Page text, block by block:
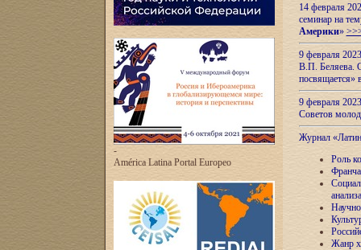
-
América Latina Portal Europeo
14 февраля
семинар на
Америки»
9 февраля
В.П. Беляева.
посвящается»
9 февраля
Советов
Журнал
Роль
анализа
Жанр